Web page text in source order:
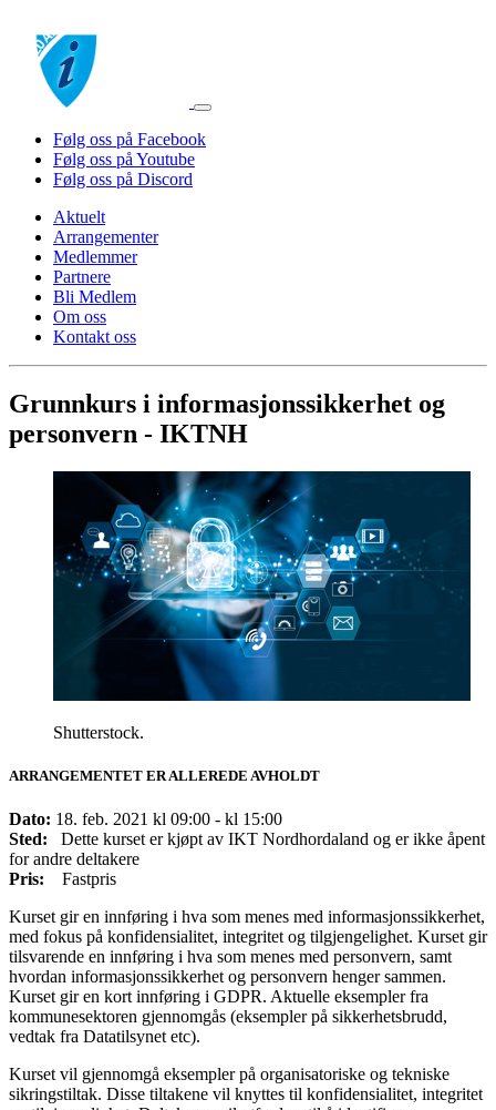
Følg oss på Facebook
Følg oss på Youtube
Følg oss på Discord
Aktuelt
Arrangementer
Medlemmer
Partnere
Bli Medlem
Om oss
Kontakt oss
Grunnkurs i informasjonssikkerhet og
personvern - IKTNH
Shutterstock.
ARRANGEMENTET ER ALLEREDE AVHOLDT
Dato: 18. feb. 2021 kl 09:00 - kl 15:00
Sted:
Dette kurset er kjøpt av IKT Nordhordaland og er ikke åpent
for andre deltakere
Pris:
Fastpris
Kurset gir en innføring i hva som menes med informasjonssikkerhet,
med fokus på konfidensialitet, integritet og tilgjengelighet. Kurset gir
tilsvarende en innføring i hva som menes med personvern, samt
hvordan informasjonssikkerhet og personvern henger sammen.
Kurset gir en kort innføring i GDPR. Aktuelle eksempler fra
kommunesektoren gjennomgås (eksempler på sikkerhetsbrudd,
vedtak fra Datatilsynet etc).
Kurset vil gjennomgå eksempler på organisatoriske og tekniske
sikringstiltak. Disse tiltakene vil knyttes til konfidensialitet, integritet